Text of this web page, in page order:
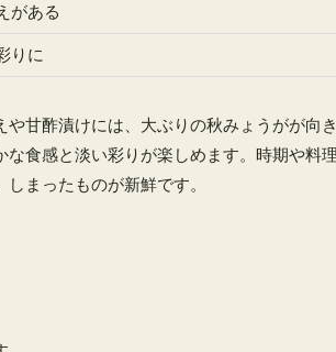
がある
りに
甘酢漬けには、大ぶりの秋みょうがが向
食感と淡い彩りが楽しめます。時期や料
まったものが新鮮です。